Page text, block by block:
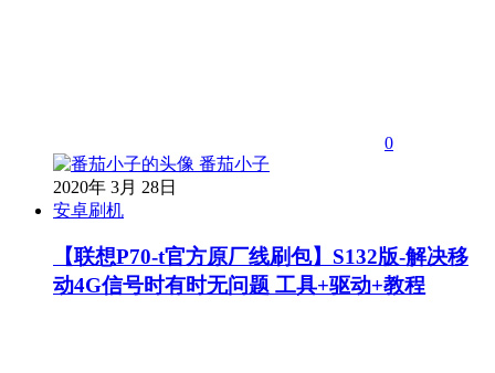
0
番茄小子
2020年 3月 28日
安卓刷机
【联想P70-t官方原厂线刷包】S132版-解决移
动4G信号时有时无问题 工具+驱动+教程